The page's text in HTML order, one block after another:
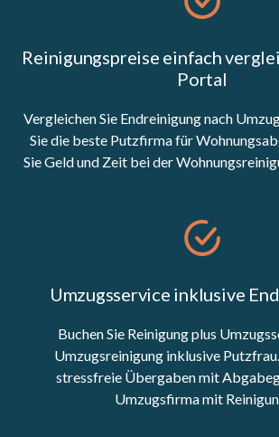
Reinigungspreise einfach
Portal
Vergleichen Sie Endreinigung nach
Sie die beste Putzfirma für
Sie Geld und Zeit bei der
Umzugsservice inklusive
Buchen Sie Reinigung plus
Umzugsreinigung inklusive
stressfreie Übergaben mit
Umzugsfirma mit